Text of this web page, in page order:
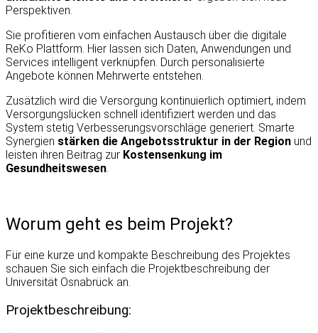
Perspektiven.
Sie profitieren vom einfachen Austausch über die digitale
ReKo Plattform. Hier lassen sich Daten, Anwendungen und
Services intelligent verknüpfen. Durch personalisierte
Angebote können Mehrwerte entstehen.
Zusätzlich wird die Versorgung kontinuierlich optimiert, indem
Versorgungslücken schnell identifiziert werden und das
System stetig Verbesserungsvorschläge generiert. Smarte
Synergien stärken die Angebotsstruktur in der Region und
leisten ihren Beitrag zur Kostensenkung im
Gesundheitswesen.
Worum geht es beim Projekt?
Für eine kurze und kompakte Beschreibung des Projektes
schauen Sie sich einfach die Projektbeschreibung der
Universität Osnabrück an.
Projektbeschreibung: